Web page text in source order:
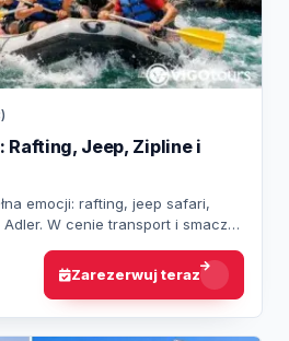
Rafting, Jeep, Zipline i
emocji: rafting, jeep safari,
W cenie transport i smaczny
Zarezerwuj teraz